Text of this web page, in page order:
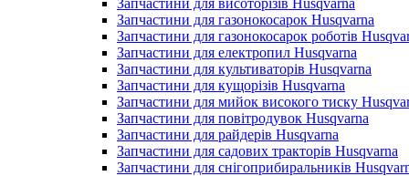
Запчастини для висоторізів Husqvarna
Запчастини для газонокосарок Husqvarna
Запчастини для газонокосарок роботів
Запчастини для електропил Husqvarna
Запчастини для культиваторів Husqvarna
Запчастини для кущорізів Husqvarna
Запчастини для мийок високого тиску
Запчастини для повітродувок Husqvarna
Запчастини для райдерів Husqvarna
Запчастини для садових тракторів Husqvarna
Запчастини для снігоприбиральників